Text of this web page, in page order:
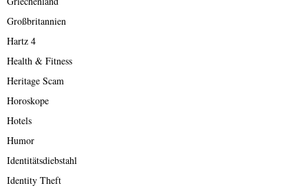
Großbritannien
Hartz 4
Health & Fitness
Heritage Scam
Horoskope
Hotels
Humor
Identitätsdiebstahl
Identity Theft